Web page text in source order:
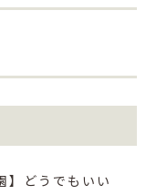
】どうでもいい